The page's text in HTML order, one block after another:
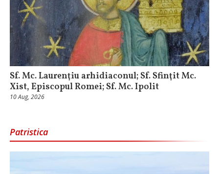
Sf. Mc. Laurenţiu arhidiaconul; Sf. Sfinţit Mc.
Xist, Episcopul Romei; Sf. Mc. Ipolit
10 Aug, 2026
Patristica